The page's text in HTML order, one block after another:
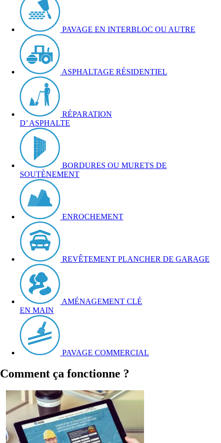
PAVAGE EN INTERBLOC OU AUTRE
ASPHALTAGE RÉSIDENTIEL
RÉPARATION
D’ ASPHALTE
BORDURES OU MURETS DE
SOUTÈNEMENT
ENROCHEMENT
REVÊTEMENT PLANCHER DE GARAGE
AMÉNAGEMENT CLÉ
EN MAIN
PAVAGE COMMERCIAL
Comment ça fonctionne ?